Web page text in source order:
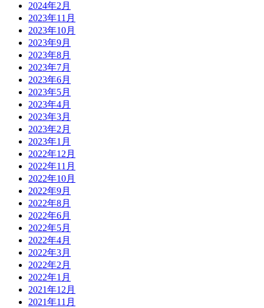
2024年2月
2023年11月
2023年10月
2023年9月
2023年8月
2023年7月
2023年6月
2023年5月
2023年4月
2023年3月
2023年2月
2023年1月
2022年12月
2022年11月
2022年10月
2022年9月
2022年8月
2022年6月
2022年5月
2022年4月
2022年3月
2022年2月
2022年1月
2021年12月
2021年11月